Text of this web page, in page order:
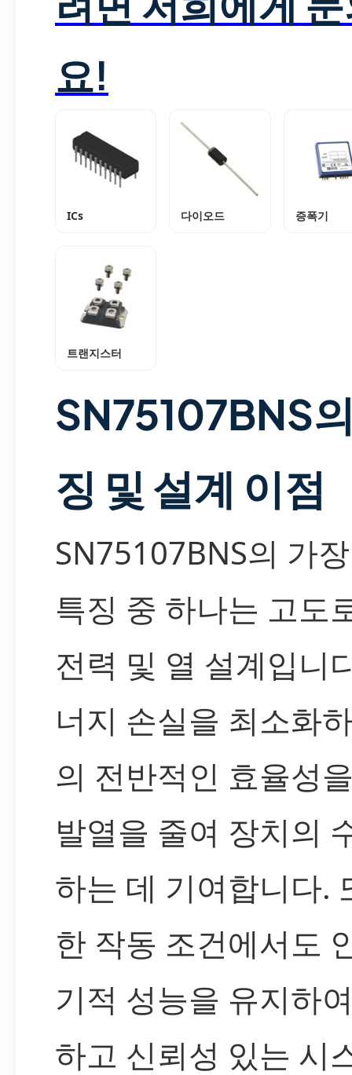
요!
ICs 다이오드 증폭기
트랜지스터
SN75107BNS
징 및 설계 이점
SN75107BNS의 가
특징 중 하나는 고도
전력 및 열 설계입니
너지 손실을 최소화
의 전반적인 효율성
발열을 줄여 장치의
하는 데 기여합니다.
한 작동 조건에서도
기적 성능을 유지하
하고 신뢰성 있는 시